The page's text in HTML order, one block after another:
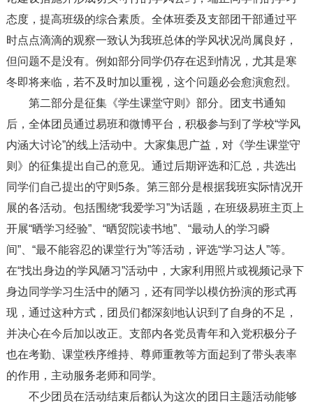
态度，提高班级的综合素质。全体班委及支部团干部通过平
时点点滴滴的观察一致认为我班总体的学风状况尚属良好，
但问题不是没有。例如部分同学仍存在迟到情况，尤其是寒
冬即将来临，若不及时加以重视，这个问题必会愈演愈烈。
第二部分是征集《学生课堂守则》部分。团支书通知
后，全体团员通过易班和微博平台，积极参与到了学校“学风
内涵大讨论”的线上活动中。大家集思广益，对《学生课堂守
则》的征集提出自己的意见。通过后期评选和汇总，共选出
同学们自己提出的守则5条。第三部分是根据我班实际情况开
展的各活动。包括围绕“我爱学习”为话题，在班级易班主页上
开展“晒学习经验”、“晒贸院读书地”、“最动人的学习瞬
间”、“最不能容忍的课堂行为”等活动，评选“学习达人”等。
在“找出身边的学风陋习”活动中，大家利用照片或视频记录下
身边同学学习生活中的陋习，还有同学以模仿扮演的形式再
现，通过这种方式，团员们都深刻地认识到了自身的不足，
并决心在今后加以改正。支部内各党员青年和入党积极分子
也在考勤、课堂秩序维持、尊师重教等方面起到了带头表率
的作用，主动服务老师和同学。
不少团员在活动结束后都认为这次的团日主题活动能够